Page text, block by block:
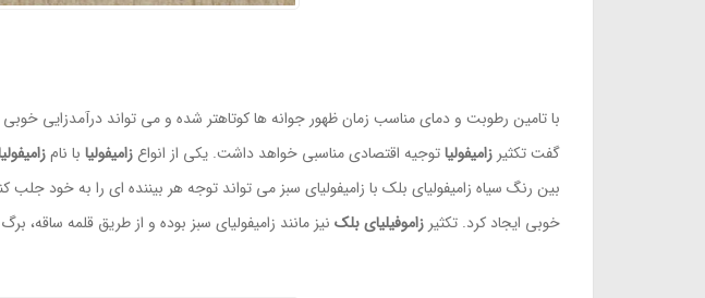
با تامین رطوبت و دمای مناسب زمان ظهور جوانه ها کوتاهتر شده و می تواند درآمدزایی
گفت تکثیر زامیفولیاتوجیه اقتصادی مناسبی خواهد داشت. یکی از انواع زامیفولیا با نام
بین رنگ سیاه زامیفولیای بلک با زامیفولیای سبز می تواند توجه هر بیننده ای را به خود جلب
خوبی ایجاد کرد. تکثیر زاموفیلیای بلک نیز مانند زامیفولیای سبز بوده و از طریق قلمه ساقه،